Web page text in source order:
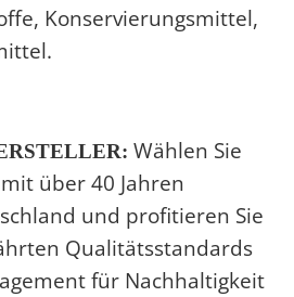
Konservierungsmittel,
Wählen Sie
über 40 Jahren
und profitieren Sie
Qualitätsstandards
für Nachhaltigkeit